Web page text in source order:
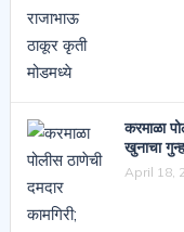
करमाळा
खुनाचा
April 18,